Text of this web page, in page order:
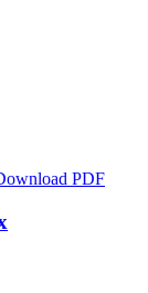
PDF